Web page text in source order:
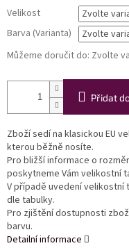
Velikost
Barva (Varianta)
Můžeme doručit do: Zvolte
Přidat
Zboží sedí na klasickou EU
kterou běžně nosíte.
Pro bližší informace o
poskytneme Vám velikostní
V případě uvedení
dle tabulky.
Pro zjištění dostupnosti
barvu.
Detailní informace